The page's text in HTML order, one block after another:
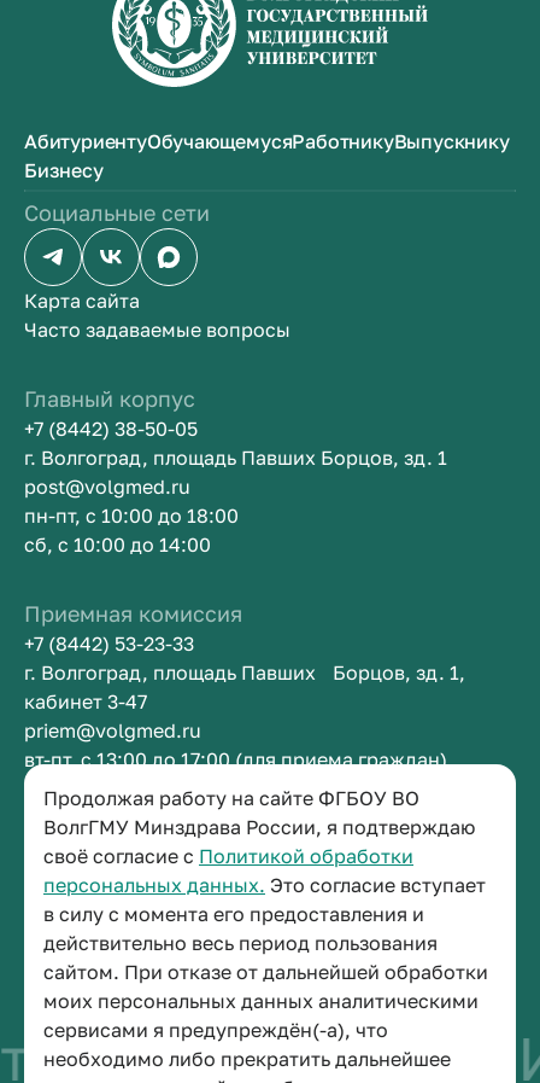
Продолжая работу на сайте ФГБОУ ВО
ВолгГМУ Минздрава России, я подтверждаю
своё согласие с Политикой обработки
персональных данных. Это согласие вступает
в силу с момента его предоставления и
действительно весь период пользования
сайтом. При отказе от дальнейшей обработки
моих персональных данных аналитическими
сервисами я предупреждён(-а), что
необходимо либо прекратить дальнейшее
АбитуриентуОбучающемусяРаботникуВыпускнику
Бизнесу
Социальные сети
Карта сайта
Часто задаваемые вопросы
Главный корпус
+7 (8442) 38-50-05
г. Волгоград, площадь Павших Борцов, зд. 1
post@volgmed.ru
пн-пт, с 10:00 до 18:00
сб, с 10:00 до 14:00
Приемная комиссия
+7 (8442) 53-23-33
г. Волгоград, площадь Павших Борцов, зд. 1,
кабинет 3-47
priem@volgmed.ru
вт-пт, с 13:00 до 17:00 (для приема граждан)
Приемная ректора
+7 (8442) 38-50-05
г. Волгоград, площадь Павших Борцов, зд. 1,
кабинет 3-11
post@volgmed.ru
пн-пт, с 08.30 до 17.00 (перерыв с 12.30 до 13.00)
быть врачом